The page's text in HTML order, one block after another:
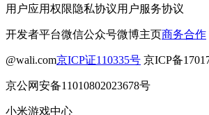
用户应用权限隐私协议用户服务协议
开发者平台微信公众号微博主页商务合作
@wali.com京ICP证110335号 京ICP备
京公网安备11010802023678号
小米游戏中心